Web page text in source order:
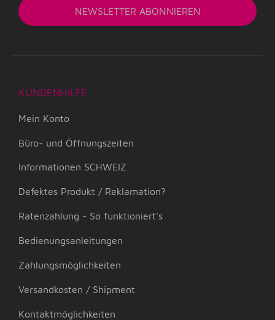
NEWSLETTER ABONNIEREN
KUNDENHILFE
Mein Konto
Büro- und Öffnungszeiten
Informationen SCHWEIZ
Defektes Produkt / Reklamation?
Ratenzahlung - So funktioniert's
Bedienungsanleitungen
Zahlungsmöglichkeiten
Versandkosten / Shipment
Kontaktmöglichkeiten